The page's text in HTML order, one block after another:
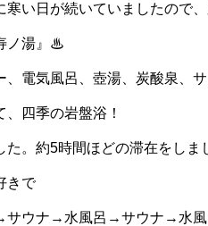
寒い日が続いていましたので
ノ湯』♨
、電気風呂、壺湯、炭酸泉、
四季の岩盤浴！
た。約5時間ほどの滞在をし
きで
ウナ→水風呂→サウナ→水風